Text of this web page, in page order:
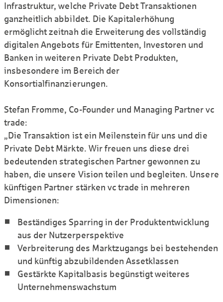
Infrastruktur, welche Private Debt Transaktionen
ganzheitlich abbildet. Die Kapitalerhöhung
ermöglicht zeitnah die Erweiterung des vollständig
digitalen Angebots für Emittenten, Investoren und
Banken in weiteren Private Debt Produkten,
insbesondere im Bereich der
Konsortialfinanzierungen.
Stefan Fromme, Co-Founder und Managing Partner vc
trade:
„Die Transaktion ist ein Meilenstein für uns und die
Private Debt Märkte. Wir freuen uns diese drei
bedeutenden strategischen Partner gewonnen zu
haben, die unsere Vision teilen und begleiten. Unsere
künftigen Partner stärken vc trade in mehreren
Dimensionen:
Beständiges Sparring in der Produktentwicklung
aus der Nutzerperspektive
Verbreiterung des Marktzugangs bei bestehenden
und künftig abzubildenden Assetklassen
Gestärkte Kapitalbasis begünstigt weiteres
Unternehmenswachstum